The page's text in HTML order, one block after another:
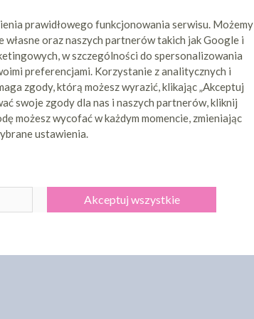
prawidłowego funkcjonowania serwisu. Możemy
oraz naszych partnerów takich jak Google i
w szczególności do spersonalizowania
preferencjami. Korzystanie z analitycznych i
zgody, którą możesz wyrazić, klikając „Akceptuj
swoje zgody dla nas i naszych partnerów, kliknij
możesz wycofać w każdym momencie, zmieniając
ustawienia.
Akceptuj wszystkie